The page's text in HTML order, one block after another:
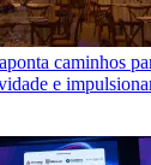
caminhos
e